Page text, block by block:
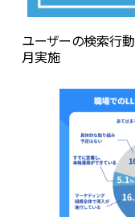
ユーザーの検索行
月実施